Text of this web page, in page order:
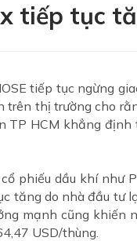
tiếp tục
tiếp tục ngừng
thị trường cho
TP HCM khẳng
phiếu dầu khí như
tăng do nhà đầu tư
mạnh cũng khiến
USD/thùng.